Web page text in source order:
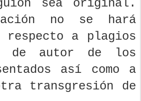
sea original.
no se hará
respecto a plagios
de autor de los
así como a
transgresión de